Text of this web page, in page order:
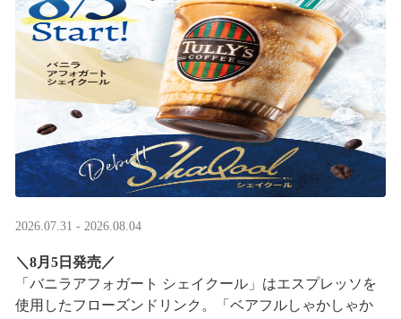
2026.07.31 - 2026.08.04
＼8月5日発売／
「バニラアフォガート シェイクール」はエスプレッソを
使用したフローズンドリンク。「ベアフルしゃかしゃか